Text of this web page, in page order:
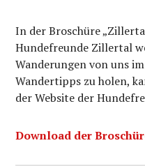
In der Broschüre
Hundefreunde Zillertal
Wanderungen von uns
Wandertipps zu holen,
der Website der
Download der